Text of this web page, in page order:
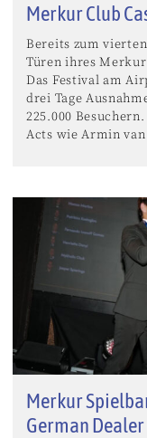
Merkur Club
Bereits zum
Türen ihres
Das Festival am
drei Tage
225.000
Acts wie Armin
Merkur
German